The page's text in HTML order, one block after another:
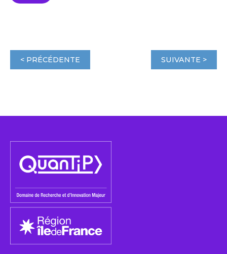
< PRÉCÉDENTE SUIVANTE >